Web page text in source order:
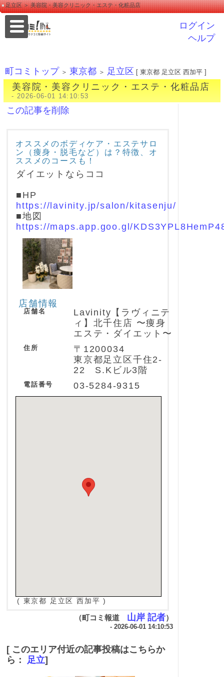
足立区 ＞ 美容院・美容クリニック・エステ・化粧品店
ログイン
ヘルプ
町コミトップ ＞ 東京都 ＞ 足立区 [ 東京都 足立区 西加平 ]
美容院・美容クリニック・エステ・化粧品店
- 2026-06-01 14:10:53
この記事を削除
オススメのボディケア・エステサロ
ン（痩身・脱毛など）は？特徴、オ
ススメのコースも！
ダイエットならココ
■HP
https://lavinity.jp/salon/kitasenju/
■地図
https://maps.app.goo.gl/
店舗情報
店舗名
Lavinity【ラヴィニテ
ィ】北千住店 〜痩身
エステ・ダイエット〜
住所
〒1200034
東京都足立区千住2-
22 S.Kビル3階
電話番号 03-5284-9315
( 東京都 足立区 西加平 )
（町コミ報道 山岸 記者）
- 2026-06-01 14:10:53
[ このエリア付近の記事投稿はこちらか
ら： 足立]